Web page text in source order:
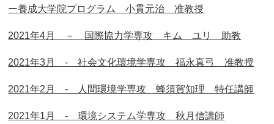
ー養成大学院プログラム 小貫元治 准教授
2021年4月 － 国際協力学専攻 キム ユリ 助教
2021年3月 - 社会文化環境学専攻 福永真弓 准教授
2021年2月 - 人間環境学専攻 蜂須賀知理 特任講師
2021年1月 - 環境システム学専攻 秋月信講師